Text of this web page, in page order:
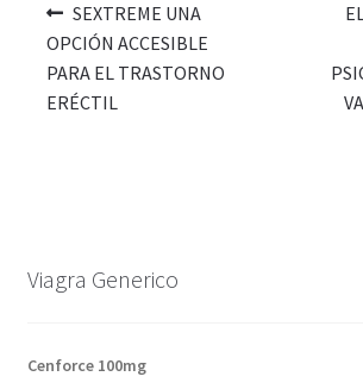
SEXTREME UNA
OPCIÓN ACCESIBLE
PARA EL TRASTORNO
ERÉCTIL
Viagra Generico
Cenforce 100mg